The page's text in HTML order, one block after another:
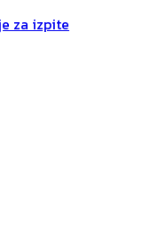
za izpite